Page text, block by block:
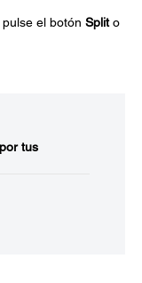
el botón Splito
tus